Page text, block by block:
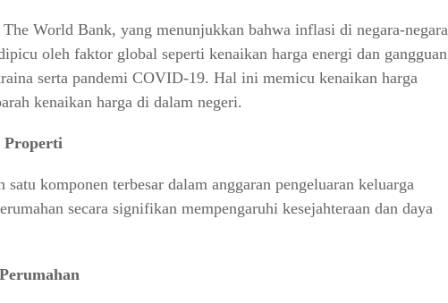
World Bank, yang menunjukkan bahwa inflasi di negara-negara
oleh faktor global seperti kenaikan harga energi dan gangguan
serta pandemi COVID-19. Hal ini memicu kenaikan harga
kenaikan harga di dalam negeri.
Properti
satu komponen terbesar dalam anggaran pengeluaran keluarga
secara signifikan mempengaruhi kesejahteraan dan daya